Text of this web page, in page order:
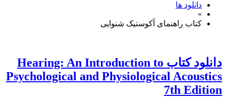
دانلود ها
»
کتاب راهنمای آکوستیک شنوایی
دانلود کتاب Hearing: An Introduction to
Psychological and Physiological Acoustics
7th Edition